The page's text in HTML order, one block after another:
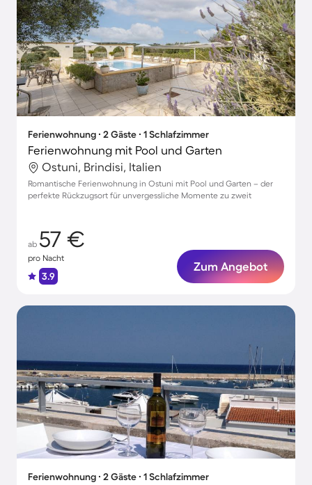
Ferienwohnung ∙ 2 Gäste ∙ 1 Schlafzimmer
Ferienwohnung mit Pool und Garten
Ostuni, Brindisi, Italien
Romantische Ferienwohnung in Ostuni mit Pool und Garten – der
perfekte Rückzugsort für unvergessliche Momente zu zweit
ab 57 €
pro Nacht
3.9
Zum Angebot
Ferienwohnung ∙ 2 Gäste ∙ 1 Schlafzimmer